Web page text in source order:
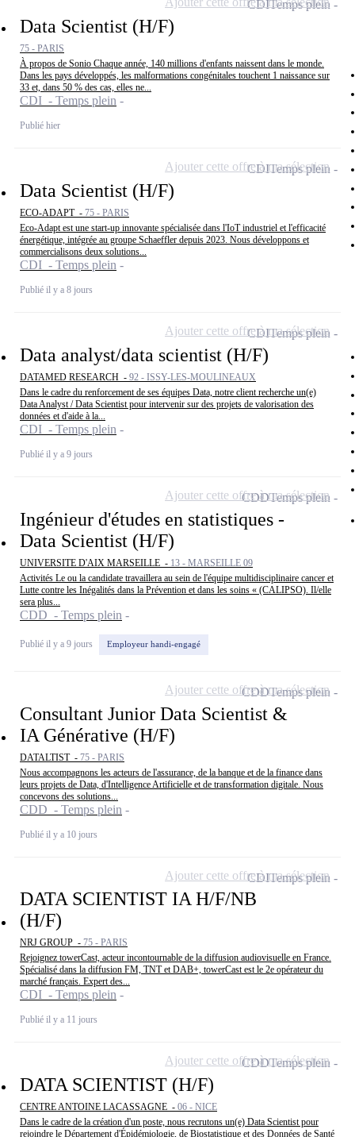
Data Scientist (H/F)
75 - PARIS
À propos de Sonio Chaque année, 140 millions d'enfants naissent dans le monde.
Dans les pays développés, les malformations congénitales touchent 1 naissance sur
33 et, dans 50 % des cas, elles ne...
CDI - Temps plein
Publié hier
CDITemps plein
Data Scientist (H/F)
ECO-ADAPT - 75 - PARIS
Eco-Adapt est une start-up innovante spécialisée dans l'IoT industriel et l'efficacité
énergétique, intégrée au groupe Schaeffler depuis 2023. Nous développons et
commercialisons deux solutions...
CDI - Temps plein
Publié il y a 8 jours
CDITemps plein
Ajouter cette offre à ma sélection
Data analyst/data scientist (H/F)
DATAMED RESEARCH - 92 - ISSY-LES-MOULINEAUX
Dans le cadre du renforcement de ses équipes Data, notre client recherche un(e)
Data Analyst / Data Scientist pour intervenir sur des projets de valorisation des
données et d'aide à la...
CDI - Temps plein
Publié il y a 9 jours
CDITemps plein
Ajouter cette offre à ma sélection
Ingénieur d'études en statistiques -
Data Scientist (H/F)
UNIVERSITE D'AIX MARSEILLE - 13 - MARSEILLE 09
Activités Le ou la candidate travaillera au sein de l'équipe multidisciplinaire cancer et
Lutte contre les Inégalités dans la Prévention et dans les soins « (CALIPSO). Il/elle
sera plus...
CDD - Temps plein
Publié il y a 9 jours Employeur handi-engagé
CDDTemps plein
Ajouter cette offre à ma sélection
Consultant Junior Data Scientist &
IA Générative (H/F)
DATALTIST - 75 - PARIS
Nous accompagnons les acteurs de l'assurance, de la banque et de la finance dans
leurs projets de Data, d'Intelligence Artificielle et de transformation digitale. Nous
concevons des solutions...
CDD - Temps plein
Publié il y a 10 jours
CDDTemps plein
Ajouter cette offre à ma sélection
DATA SCIENTIST IA H/F/NB
(H/F)
NRJ GROUP - 75 - PARIS
Rejoignez towerCast, acteur incontournable de la diffusion audiovisuelle en France.
Spécialisé dans la diffusion FM, TNT et DAB+, towerCast est le 2e opérateur du
marché français. Expert des...
CDI - Temps plein
Publié il y a 11 jours
CDITemps plein
Ajouter cette offre à ma sélection
DATA SCIENTIST (H/F)
CENTRE ANTOINE LACASSAGNE - 06 - NICE
Dans le cadre de la création d'un poste, nous recrutons un(e) Data Scientist pour
rejoindre le Département d'Épidémiologie, de Biostatistique et des Données de Santé
CDDTemps plein
Ajouter cette offre à ma sélection